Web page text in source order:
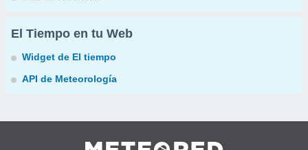
El Tiempo en tu Web
Widget de El tiempo
API de Meteorología